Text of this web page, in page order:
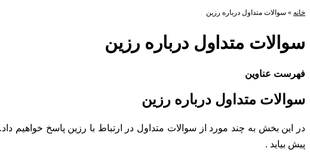
خانه » سوالات متداول درباره رزین
سوالات متداول درباره رزین
فهرست عناوین
سوالات متداول درباره رزین
در این بخش به چند مورد از سوالات متداول در ارتباط با رزین پاسخ خواهیم
پیش بیاید .